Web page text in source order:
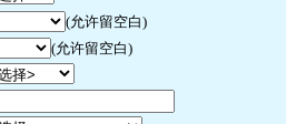
(允许留空白)
(允许留空白)